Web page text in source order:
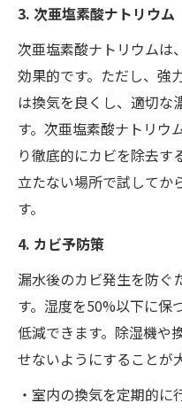
3. 次亜塩素酸ナトリウム
次亜塩素酸ナトリウムは
効果的です。ただし、強
は換気を良くし、適切な
す。次亜塩素酸ナトリウ
り徹底的にカビを除去す
立たない場所で試してか
す。
4. カビ予防策
漏水後のカビ発生を防ぐ
す。湿度を50%以下に保
低減できます。除湿機や
せないようにすることが
・室内の換気を定期的に